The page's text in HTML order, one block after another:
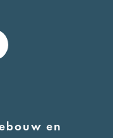
en